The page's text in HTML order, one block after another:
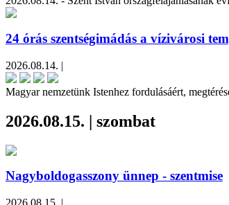
24 órás szentségimádás a vízivárosi
2026.08.14. |
Magyar nemzetünk Istenhez fordulásáért,
2026.08.15. | szombat
Nagyboldogasszony ünnep - szentmise
2026.08.15. |